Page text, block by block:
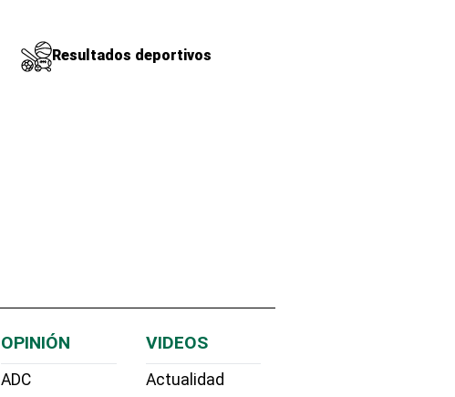
Resultados deportivos
OPINIÓN
ADC
VIDEOS
Actualidad